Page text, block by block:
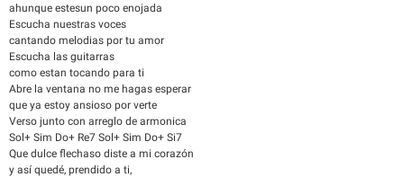
ahunque estesun poco enojada
Escucha nuestras voces
cantando melodias por tu amor
Escucha las guitarras
como estan tocando para ti
Abre la ventana no me hagas esperar
que ya estoy ansioso por verte
Verso junto con arreglo de armonica
Sol+ Sim Do+ Re7 Sol+ Sim Do+ Si7
Que dulce flechaso diste a mi corazón
y así quedé, prendido a ti,